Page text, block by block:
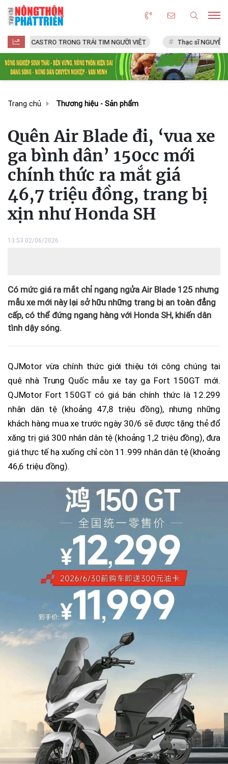
TRONG TRÁI TIM NGƯỜI VIỆT Thạc sĩ NGUYỄN VĂN CHÍ
Trang chủ Thương hiệu - Sản phẩm
Quên Air Blade đi, ‘vua xe
ga bình dân’ 150cc mới
chính thức ra mắt giá
46,7 triệu đồng, trang bị
xịn như Honda SH
13:53 02/06/2026
Có mức giá ra mắt chỉ ngang ngửa Air Blade 125 nhưng
mẫu xe mới này lại sở hữu những trang bị an toàn đẳng
cấp, có thể đứng ngang hàng với Honda SH, khiến dân
tình dậy sóng.
QJMotor vừa chính thức giới thiệu tới công chúng tại
quê nhà Trung Quốc mẫu xe tay ga Fort 150GT mới.
QJMotor Fort 150GT có giá bán chính thức là 12.299
nhân dân tệ (khoảng 47,8 triệu đồng), nhưng những
khách hàng mua xe trước ngày 30/6 sẽ được tặng thẻ đổ
xăng trị giá 300 nhân dân tệ (khoảng 1,2 triệu đồng), đưa
giá thực tế hạ xuống chỉ còn 11.999 nhân dân tệ (khoảng
46,6 triệu đồng).